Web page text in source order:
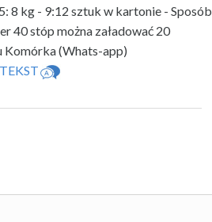
8 kg - 9:12 sztuk w kartonie - Sposób
40 stóp można załadować 20
Komórka (Whats-app)